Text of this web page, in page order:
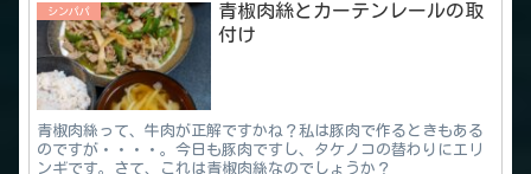
シンパパ
青椒肉絲とカーテンレールの取
付け
青椒肉絲って、牛肉が正解ですかね？私は豚肉で作るときもある
のですが・・・・。今日も豚肉ですし、タケノコの替わりにエリ
ンギです。さて、これは青椒肉絲なのでしょうか？